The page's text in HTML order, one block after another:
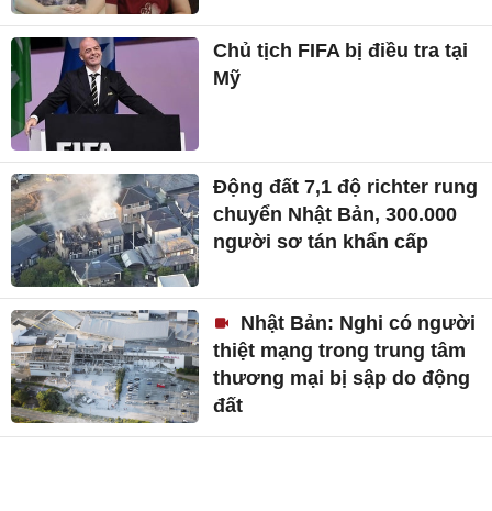
Chủ tịch FIFA bị điều tra tại
Mỹ
Động đất 7,1 độ richter rung
chuyển Nhật Bản, 300.000
người sơ tán khẩn cấp
Nhật Bản: Nghi có người
thiệt mạng trong trung tâm
thương mại bị sập do động
đất